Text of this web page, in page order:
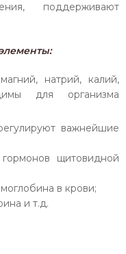
поддерживают
натрий, калий,
для организма
важнейшие
щитовидной
в крови;
и т.д.